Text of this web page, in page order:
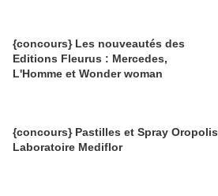
{concours} Les nouveautés des
Editions Fleurus : Mercedes,
L'Homme et Wonder woman
{concours} Pastilles et Spray Oropolis
Laboratoire Mediflor